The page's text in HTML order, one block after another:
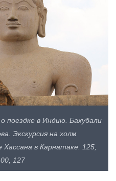
в Индию. Бахубали
Экскурсия на холм
в Карнатаке. 125,
127